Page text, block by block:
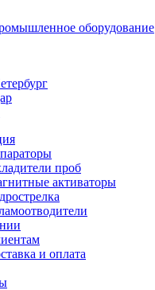
оборудование
проб
активаторы
и оплата